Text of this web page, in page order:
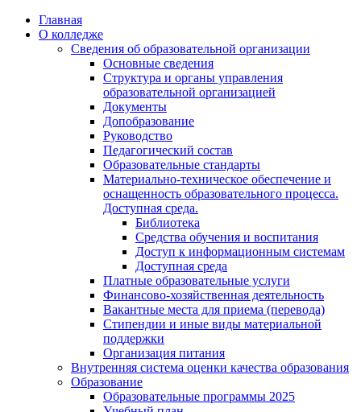
Перейти
содержимому
Главная
О колледже
Сведения об образовательной организации
Основные сведения
Структура и органы управления
образовательной организацией
Документы
Допобразование
Руководство
Педагогический состав
Образовательные стандарты
Материально-техническое обеспечение и
оснащенность образовательного процесса.
Доступная среда.
Библиотека
Средства обучения и воспитания
Доступ к информационным системам
Доступная среда
Платные образовательные услуги
Финансово-хозяйственная деятельность
Вакантные места для приема (перевода)
Стипендии и иные виды материальной
поддержки
Организация питания
Внутренняя система оценки качества образования
Образование
Образовательные программы 2025